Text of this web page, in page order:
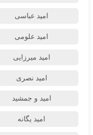
امید عباسی
امید علومی
امید میرزایی
امید نصری
امید و جمشید
امید یگانه